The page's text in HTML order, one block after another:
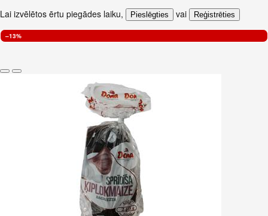
Lai izvēlētos ērtu piegādes laiku, Pieslēgties vai Reģistrēties
–13%